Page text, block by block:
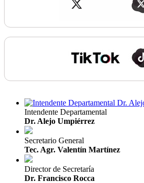
Intendente Departamental
Dr. Alejo Umpiérrez
Secretario General
Tec. Agr. Valentín Martínez
Director de Secretaría
Dr. Francisco Rocca